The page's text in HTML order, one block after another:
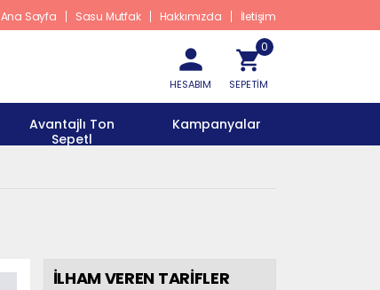
Ana Sayfa Sasu Mutfak Hakkımızda İletişim
SEPETİM
0
HESABIM
Avantajlı Ton
Sepetl
Kampanyalar
İLHAM VEREN TARİFLER